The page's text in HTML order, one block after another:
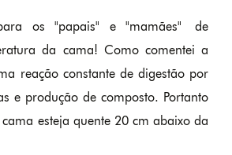
os "papais" e "mamães" de
da cama! Como comentei a
reação constante de digestão por
e produção de composto. Portanto
esteja quente 20 cm abaixo da